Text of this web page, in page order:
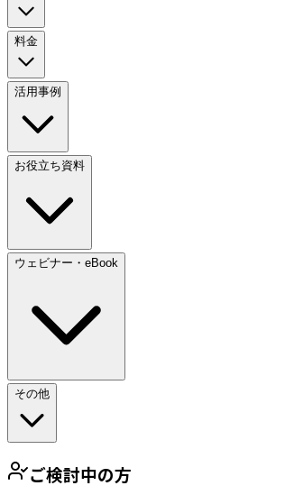
料金
活用事例
お役立ち資料
ウェビナー・eBook
その他
ご検討中の方